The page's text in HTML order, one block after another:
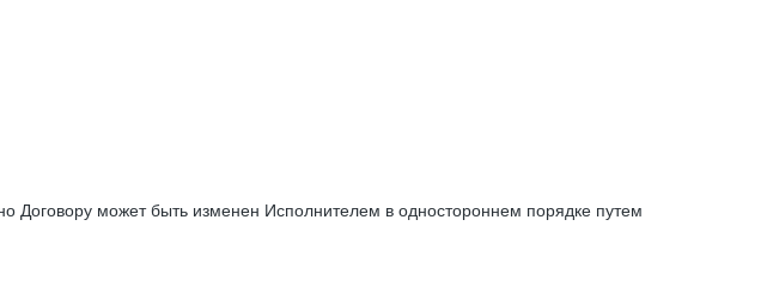
Договору может быть изменен Исполнителем в одностороннем порядке путем